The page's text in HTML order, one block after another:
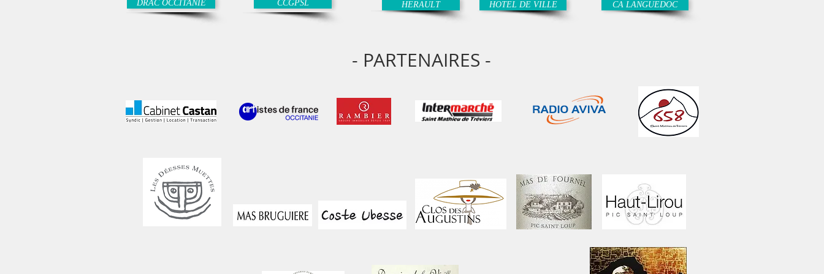
DRAC OCCITANIE CCGPSL HERAULT HOTEL DE VILLE CA LANGUEDOC
- PARTENAIRES -